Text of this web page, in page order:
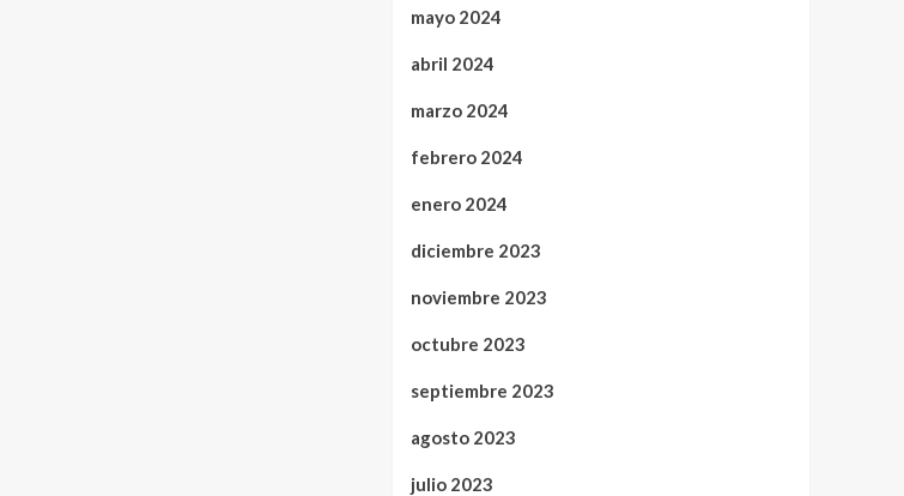
mayo 2024
abril 2024
marzo 2024
febrero 2024
enero 2024
diciembre 2023
noviembre 2023
octubre 2023
septiembre 2023
agosto 2023
julio 2023